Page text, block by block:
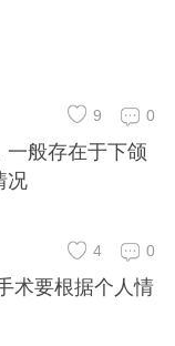
角会不会也
0
9
一般存在于下颌
况
0
4
术要根据个人情